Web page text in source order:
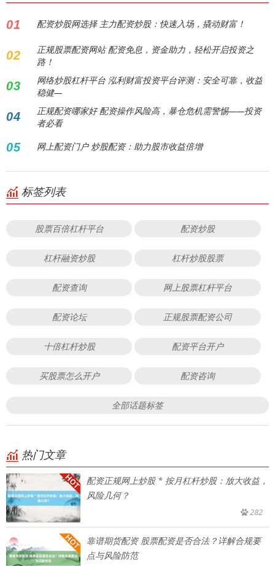
01 配资炒股网选择 主力配资炒股：快速入场，撬动财富！
02
正规股票配资网站 配资免息，资金助力，轻松开启投资之
路！
03
网络炒股杠杆平台 泓利财富投资平台评测：安全可靠，收益
稳健—
04
正规配资哪家好 配资操作风险高，暴仓危机需警惕——投资
者必看
05 网上配资门户 炒股配资：助力股市收益倍增
标签列表
股票百倍杠杆平台 配资炒股
杠杆融资炒股 杠杆炒股股票
配资查询 网上股票杠杆平台
配资论坛 正规股票配资公司
十倍杠杆炒股 配资平台开户
买股票怎么开户 配资咨询
全部话题标签
热门文章
配资正规网上炒股 * 按月杠杆炒股：放大收益，
风险几何？
282
靠谱期货配资 股票配资是否合法？详解合规要
点与风险防范